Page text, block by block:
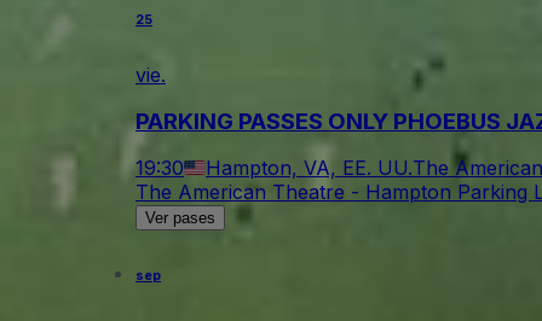
25
vie.
PARKING PASSES ONLY PHOEBUS
19:30 Hampton, VA, EE. UU.The
The American Theatre - Hampton Parking
Ver pases
sep